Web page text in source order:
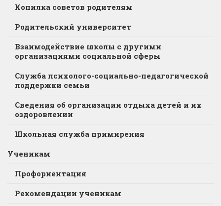
Копилка советов родителям
Родительский университет
Взаимодействие школы с другими
организациями социальной сферы
Служба психолого-социально-педагогической
поддержки семьи
Сведения об организации отдыха детей и их
оздоровлении
Школьная служба примирения
Ученикам
Профориентация
Рекомендации ученикам